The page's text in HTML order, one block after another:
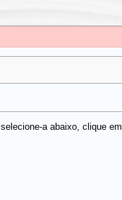
a abaixo, clique em